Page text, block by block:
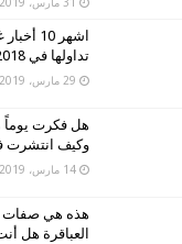
اشهر 10
تداولها في 2018 !
29 مارس، 2019
هل فكرت يوماً
وكيف انتشرت
14 مارس، 2019
هذه هي صفات
العباقرة هل